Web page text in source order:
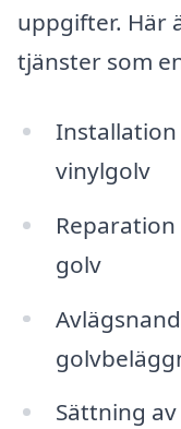
uppgifter. Här
tjänster som
vinylgolv
golv
Sättning